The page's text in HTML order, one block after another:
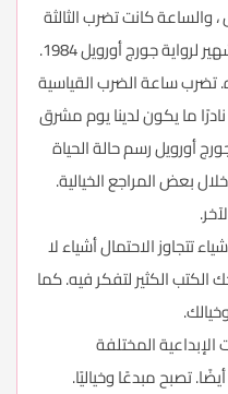
والساعة كانت تضرب الثالثة
جورج أورويل 1984.
تضرب ساعة الضرب القياسية
ما يكون لدينا يوم مشرق
أورويل رسم حالة الحياة
بعض المراجع الخيالية.
تتجاوز الاحتمال أشياء لا
الكتب الكثير لتفكر فيه. كما
المختلفة
تصبح مبدعًا وخياليًا.